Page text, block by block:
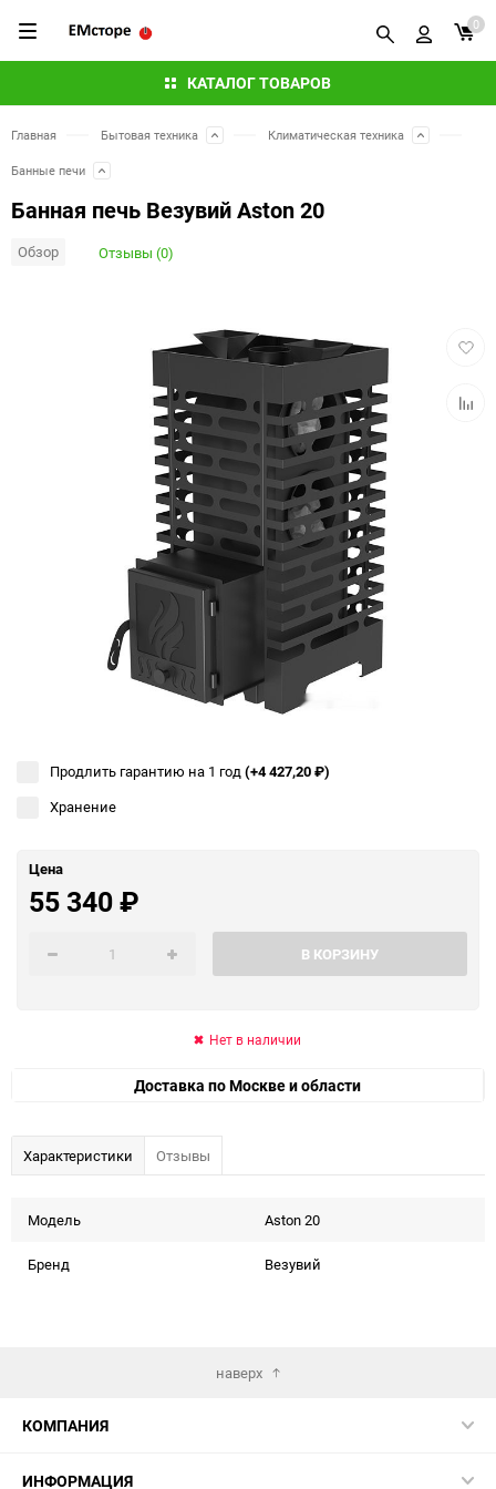
КАТАЛОГ ТОВАРОВ
0
Главная Бытовая техника Климатическая техника
Банные печи
Банная печь Везувий Aston 20
Обзор Отзывы (0)
Продлить гарантию на 1 год(+4 427,20₽)
Хранение
Цена
55 340₽
В КОРЗИНУ
Нет в наличии
Доставка по Москве и области
Характеристики Отзывы
Модель Aston 20
Бренд Везувий
наверх
КОМПАНИЯ
ИНФОРМАЦИЯ